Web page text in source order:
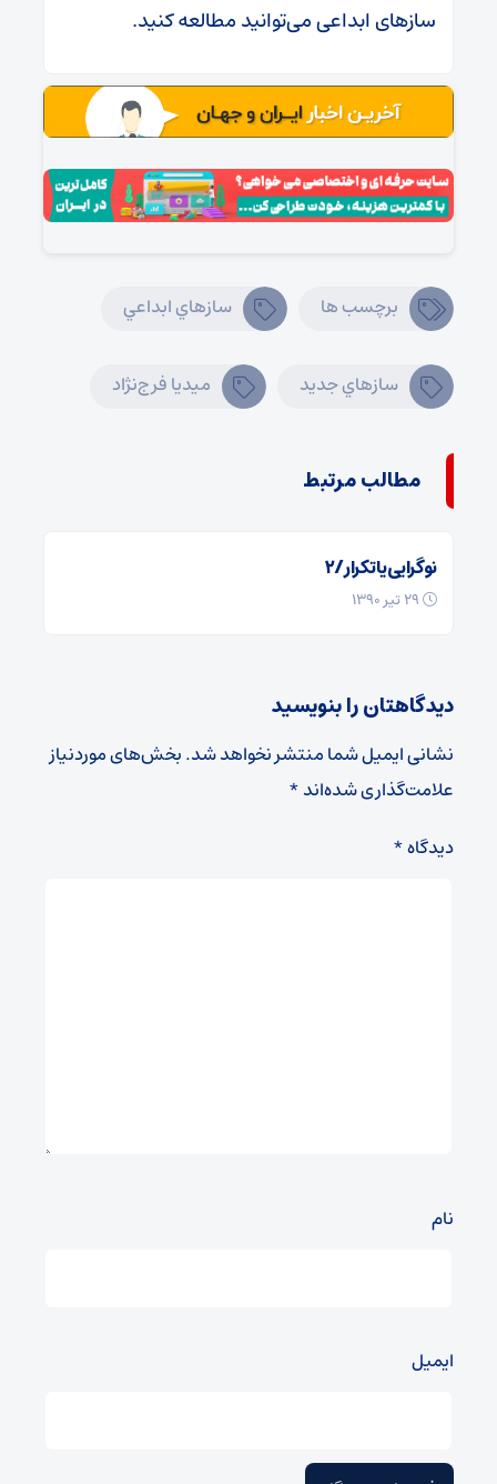
سازهای ابداعی می‌توانید مطالعه کنید.
برچسب ها سازهاي ابداعي
سازهاي جديد ميديا فرج‌نژاد
مطالب مرتبط
نوگرایی یا تکرار/۲
دیدگاهتان را بنویسید
نشانی ایمیل شما منتشر نخواهد شد.بخش‌های موردنیاز
علامت‌گذاری شده‌اند*
دیدگاه*
نام
ایمیل